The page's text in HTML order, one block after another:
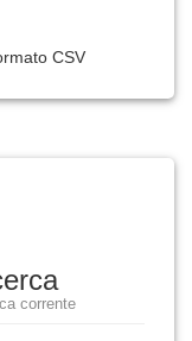
CSV
corrente